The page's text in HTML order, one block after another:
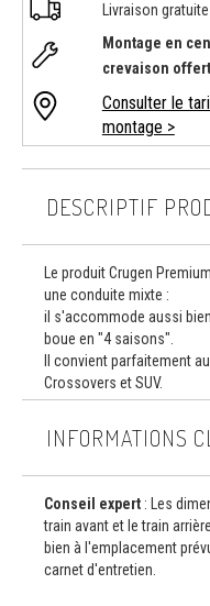
Livraison
Montage en
crevaison
Consulter le
montage >
DESCRIPTIF
Le produit Crugen
une conduite mixte :
il s'accommode aussi
boue en "4 saisons".
Il convient parfaitement
Crossovers et SUV.
INFORMATIONS
Conseil expert : Les
train avant et le train
bien à l'emplacement
carnet d'entretien.